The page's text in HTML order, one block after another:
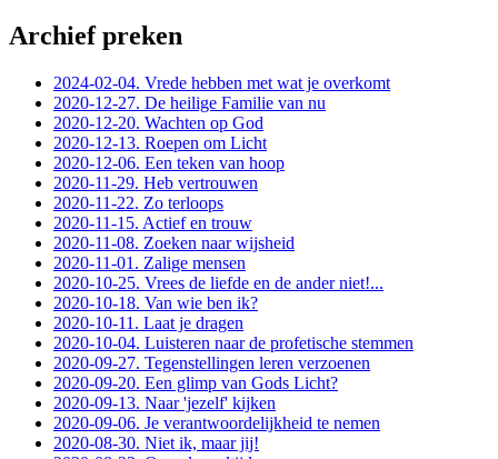
Archief preken
2024-02-04. Vrede hebben met wat je overkomt
2020-12-27. De heilige Familie van nu
2020-12-20. Wachten op God
2020-12-13. Roepen om Licht
2020-12-06. Een teken van hoop
2020-11-29. Heb vertrouwen
2020-11-22. Zo terloops
2020-11-15. Actief en trouw
2020-11-08. Zoeken naar wijsheid
2020-11-01. Zalige mensen
2020-10-25. Vrees de liefde en de ander niet!...
2020-10-18. Van wie ben ik?
2020-10-11. Laat je dragen
2020-10-04. Luisteren naar de profetische stemmen
2020-09-27. Tegenstellingen leren verzoenen
2020-09-20. Een glimp van Gods Licht?
2020-09-13. Naar 'jezelf' kijken
2020-09-06. Je verantwoordelijkheid te nemen
2020-08-30. Niet ik, maar jij!